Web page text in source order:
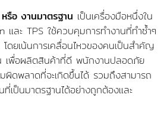
อ งานมาตรฐาน เป็นเครื่องมือหนึ่งใน
และ TPS ใช้ควบคุมการทำงานที่ทำซ้ำๆ
ดยเน้นการเคลื่อนไหวของคนเป็นสำคัญ
เพื่อผลิตสินค้าที่ดี พนักงานปลอดภัย
ดพลาดที่จะเกิดขึ้นได้ รวมถึงสามารถ
เป็นมาตรฐานได้อย่างถูกต้องและ